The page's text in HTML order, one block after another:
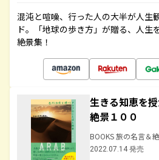
混沌と喧噪、行った人の大半が人生
ド。「地球の歩き方」が贈る、人生
絶景集！
生きる知恵を
絶景１００
BOOKS 旅の名言＆
2022.07.14 発売